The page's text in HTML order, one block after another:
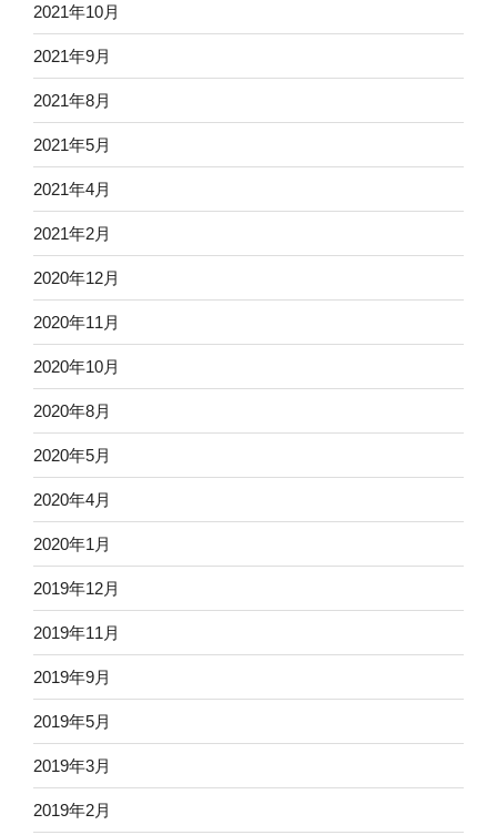
2021年10月
2021年9月
2021年8月
2021年5月
2021年4月
2021年2月
2020年12月
2020年11月
2020年10月
2020年8月
2020年5月
2020年4月
2020年1月
2019年12月
2019年11月
2019年9月
2019年5月
2019年3月
2019年2月